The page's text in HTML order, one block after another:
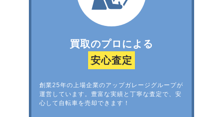
買取のプロによる
安心査定
創業25年の上場企業のアップガレージグループが
運営しています。豊富な実績と丁寧な査定で、安
心して自転車を売却できます！